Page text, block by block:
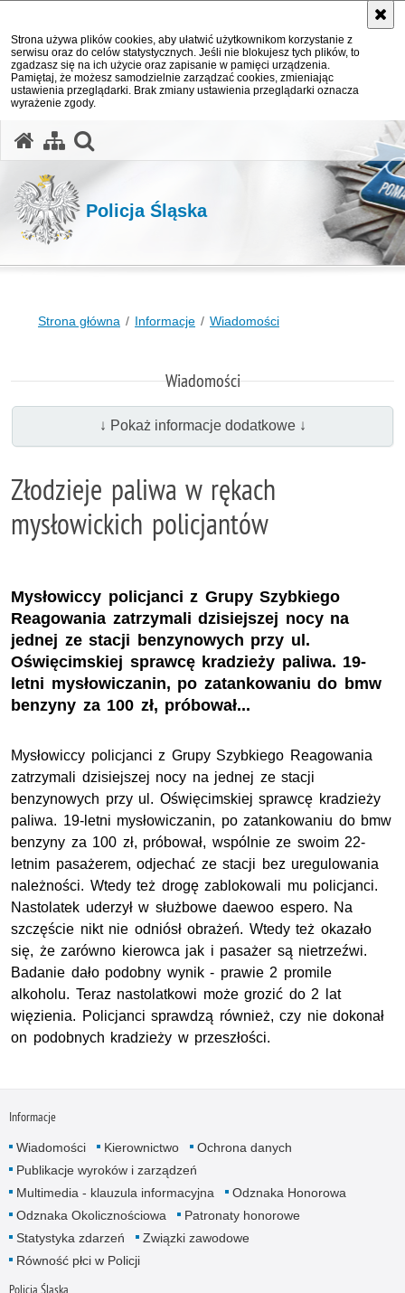
Strona używa plików cookies, aby ułatwić użytkownikom korzystanie z
serwisu oraz do celów statystycznych. Jeśli nie blokujesz tych plików, to
zgadzasz się na ich użycie oraz zapisanie w pamięci urządzenia.
Pamiętaj, że możesz samodzielnie zarządzać cookies, zmieniając
ustawienia przeglądarki. Brak zmiany ustawienia przeglądarki oznacza
wyrażenie zgody.
Policja Śląska
Strona główna Informacje Wiadomości
Wiadomości
↓ Pokaż informacje dodatkowe ↓
Złodzieje paliwa w rękach
mysłowickich policjantów
Mysłowiccy policjanci z Grupy Szybkiego
Reagowania zatrzymali dzisiejszej nocy na
jednej ze stacji benzynowych przy ul.
Oświęcimskiej sprawcę kradzieży paliwa. 19-
letni mysłowiczanin, po zatankowaniu do bmw
benzyny za 100 zł, próbował...
Mysłowiccy policjanci z Grupy Szybkiego Reagowania
zatrzymali dzisiejszej nocy na jednej ze stacji
benzynowych przy ul. Oświęcimskiej sprawcę kradzieży
paliwa. 19-letni mysłowiczanin, po zatankowaniu do bmw
benzyny za 100 zł, próbował, wspólnie ze swoim 22-
letnim pasażerem, odjechać ze stacji bez uregulowania
należności. Wtedy też drogę zablokowali mu policjanci.
Nastolatek uderzył w służbowe daewoo espero. Na
szczęście nikt nie odniósł obrażeń. Wtedy też okazało
się, że zarówno kierowca jak i pasażer są nietrzeźwi.
Badanie dało podobny wynik - prawie 2 promile
alkoholu. Teraz nastolatkowi może grozić do 2 lat
więzienia. Policjanci sprawdzą również, czy nie dokonał
on podobnych kradzieży w przeszłości.
Informacje
Wiadomości Kierownictwo
Ochrona danych
Publikacje wyroków i zarządzeń
Multimedia - klauzula informacyjna
Odznaka Honorowa
Odznaka Okolicznościowa
Patronaty honorowe
Statystyka zdarzeń
Związki zawodowe
Równość płci w Policji
Policja Śląska